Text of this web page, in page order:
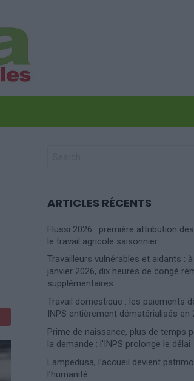
ARTICLES RÉCENTS
Flussi 2026 : première attribution
le travail agricole saisonnier
Travailleurs vulnérables et aidants :
janvier 2026, dix heures de congé
supplémentaires
Travail domestique : les paiements
INPS entièrement dématérialisés en
Prime de naissance, plus de temps
la demande : l’INPS prolonge le délai
Lampedusa, l’accueil devient
l’humanité